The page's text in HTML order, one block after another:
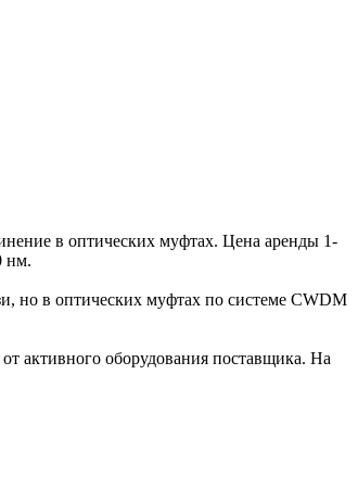
в оптических муфтах. Цена аренды 1-
нм.
но в оптических муфтах по системе CWDM
активного оборудования поставщика. На